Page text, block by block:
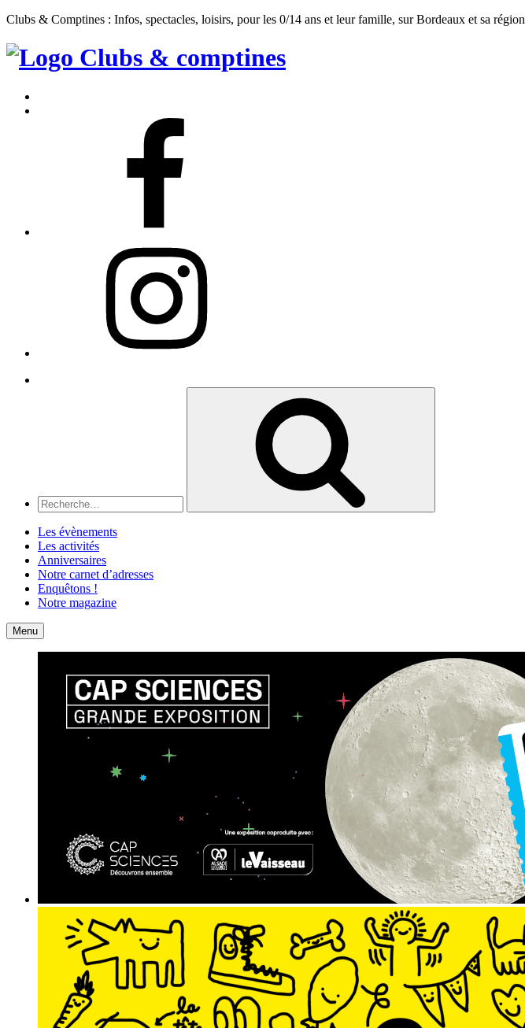
Clubs & Comptines : Infos, spectacles, loisirs, pour les 0/14 ans et leur famille, sur Bordeaux et sa région
Clubs
Comptines
Les évènements
Les activités
Anniversaires
Notre carnet d’adresses
Enquêtons !
Notre magazine
Accueil
Menu Contact